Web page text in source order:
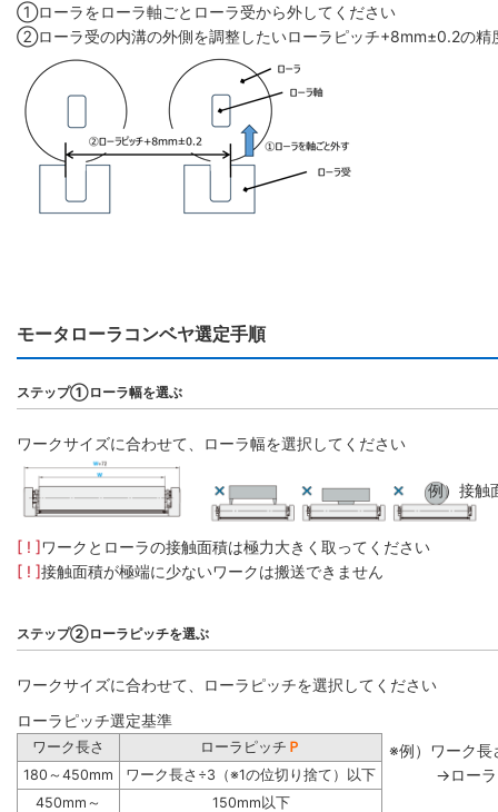
①ローラをローラ軸ごとローラ受から外してください
②ローラ受の内溝の外側を調整したいローラピッチ+8mm±0.2の精
モータローラコンベヤ選定手順
ステップ①ローラ幅を選ぶ
ワークサイズに合わせて、ローラ幅を選択してください
例）接触
[ ! ]ワークとローラの接触面積は極力大きく取ってください
[ ! ]接触面積が極端に少ないワークは搬送できません
ステップ②ローラピッチを選ぶ
ワークサイズに合わせて、ローラピッチを選択してください
ローラピッチ選定基準
ワーク長さ ローラピッチ Ｐ
180～450mm
ワーク長さ÷3（※1の位切り捨て）以下
450mm～
150mm以下
※例）ワーク
→ローラ